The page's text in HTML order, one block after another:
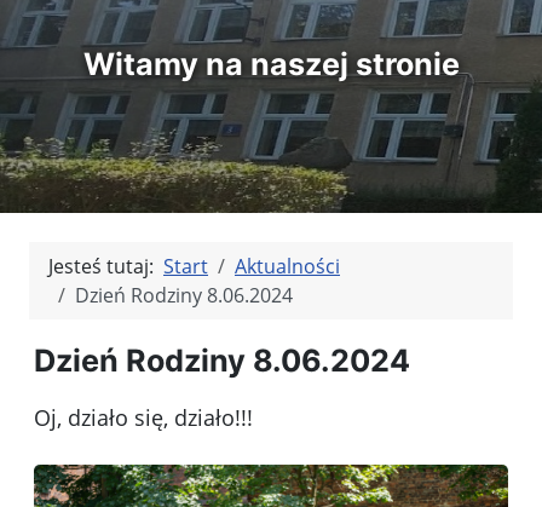
Witamy na naszej stronie
Jesteś tutaj: Start
Aktualności
Dzień Rodziny 8.06.2024
Dzień Rodziny 8.06.2024
Oj, działo się, działo!!!